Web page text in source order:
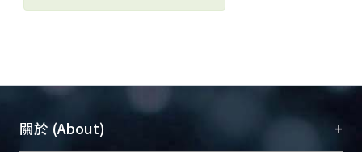
關於 (About) +